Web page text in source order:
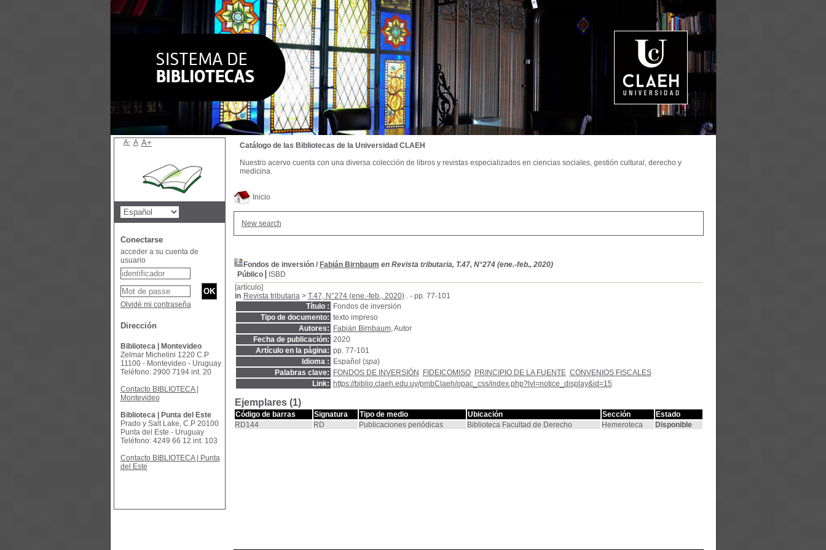
Inicio
New search
Fondos de inversión/ Fabián Birnbaum en Revista tributaria, T.47, N°274 (ene.-feb., 2020)
Público
ISBD
[artículo]
in Revista tributaria> T.47, N°274 (ene.-feb., 2020). - pp. 77-101
Título :
Fondos de inversión
Tipo de documento: texto impreso
Autores:
Fabián Birnbaum, Autor
Fecha de publicación: 2020
Artículo en la página: pp. 77-101
Idioma :
Español (spa)
Palabras clave:
FONDOS DE INVERSIÓN FIDEICOMISO PRINCIPIO DE LA FUENTE CONVENIOS FISCALES
Link:
https://biblio.claeh.edu.uy/pmbClaeh/opac_css/index.php?lvl=notice_display&id=15
Ejemplares (1)
Código de barras Signatura Tipo de medio Ubicación Sección
Estado
RD144
RD Publicaciones periódicas Biblioteca Facultad de Derecho Hemeroteca Disponible
Catálogo de las Bibliotecas de la Universidad CLAEH
Nuestro acervo cuenta con una diversa colección de libros y revistas especializados en ciencias sociales, gestión cultural, derecho y
medicina.
A- A A+
Conectarse
acceder a su cuenta de
usuario
Olvidé mi contraseña
Dirección
Biblioteca | Montevideo
Zelmar Michelini 1220 C.P
11100 - Montevideo - Uruguay
Teléfono: 2900 7194 int. 20
Contacto BIBLIOTECA |
Montevideo
Biblioteca | Punta del Este
Prado y Salt Lake, C.P 20100
Punta del Este - Uruguay
Teléfono: 4249 66 12 int. 103
Contacto BIBLIOTECA | Punta
del Este